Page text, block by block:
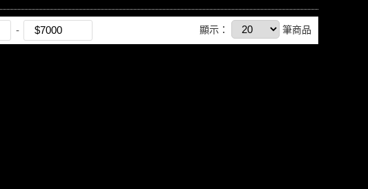
顯示： 筆商品